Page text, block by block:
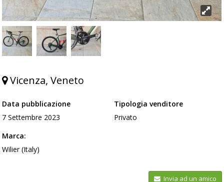
Vicenza, Veneto
Data pubblicazione
7 Settembre 2023
Tipologia venditore
Privato
Marca:
Wilier (Italy)
Invia ad un amico